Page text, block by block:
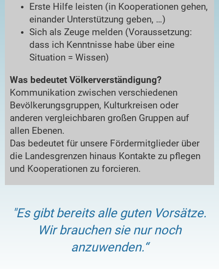
Erste Hilfe leisten (in Kooperationen gehen,
einander Unterstützung geben, …)
Sich als Zeuge melden (Voraussetzung:
dass ich Kenntnisse habe über eine
Situation = Wissen)
Was bedeutet Völkerverständigung?
Kommunikation zwischen verschiedenen
Bevölkerungsgruppen, Kulturkreisen oder
anderen vergleichbaren großen Gruppen auf
allen Ebenen.
Das bedeutet für unsere Fördermitglieder über
die Landesgrenzen hinaus Kontakte zu pflegen
und Kooperationen zu forcieren.
"Es gibt bereits alle guten Vorsätze.
Wir brauchen sie nur noch
anzuwenden.“